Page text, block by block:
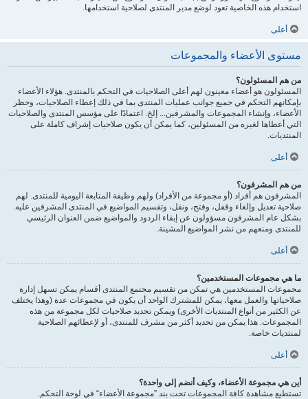
استخدام هذه الخاصية تعود لوضع مدير المنتدى لصلاحية استخدامها.
أعلى
مستوى الأعضاء والمجموعات
من هم المسئولون؟
المسئولون هو أعضاء معينون لهم أعلى الصلاحيات في التحكم بالمنتدى. هؤلاء الأعضاء
بإمكانهم التحكم في جميع جوانب عمليات المنتدى بما في ذلك إعطاء الصلاحيات، وحظر
الأعضاء، وإنشاء المجموعات والمشرفين... إلخ. اعتمادًا على مؤسس المنتدى والصلاحيات
التي أعطاها لغيره من المسئولين، كما يمكن أن يكون صلاحيات إشراف كاملة على
المنتديات.
أعلى
من هم المشرفون؟
المشرفون هم أفراد (أو مجموعة من الأفراد) ولهم وظيفة المتابعة اليومية للمنتدى. لهم
صلاحية تعديل وإلغاء وقفل، وفتح، ونقل، وتقسيم المواضيع في المنتدى المشرفين عليه.
بشكل عام المشرفون مسؤولون عن إبقاء الردود والمواضيع ضمن العنوان الرئيسي
للمنتدى ومنعهم من نشر المواضيع المشينة.
أعلى
ما هي مجموعات المستخدمين؟
مجموعات المستخدمين هي تمكن من تقسيم مجتمع المنتدى أقسام يمكن تسهل إدارة
صلاحياتها والعمل معها، يمكن للمشترك الواحد أن يكون في مجموعات عدة (وهذا يختلف
عن الكثير من أنواع المنتديات الأخرى) ويمكن تحديد صلاحيات لكل مجموعة من هذه
المجموعات. هذا يمكن من تحديد أكثر من مشرف للمنتدى، أو لإعطائهم الصلاحية
لمنتديات خاصة.
أعلى
أين هي مجموعة الأعضاء، وكيف أنضم إلى واحدة؟
تستطيع مشاهدة كافة المجموعات تحت بند ”مجموعة الأعضاء“ في لوحة التحكم.